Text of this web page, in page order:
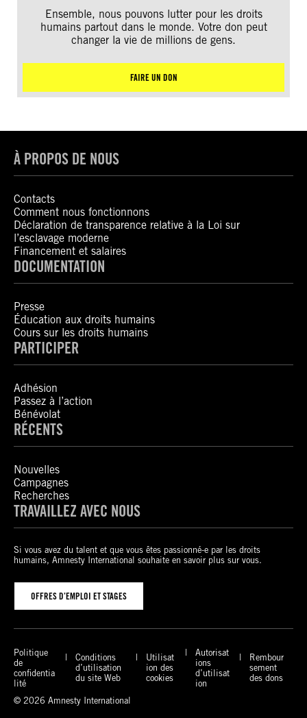
Ensemble, nous pouvons lutter pour les droits
humains partout dans le monde. Votre don peut
changer la vie de millions de gens.
FAIRE UN DON
À PROPOS DE NOUS
Contacts
Comment nous fonctionnons
Déclaration de transparence relative à la Loi sur
l’esclavage moderne
Financement et salaires
DOCUMENTATION
Presse
Éducation aux droits humains
Cours sur les droits humains
PARTICIPER
Adhésion
Passez à l’action
Bénévolat
RÉCENTS
Nouvelles
Campagnes
Recherches
TRAVAILLEZ AVEC NOUS
Si vous avez du talent et que vous êtes passionné-e par les droits
humains, Amnesty International souhaite en savoir plus sur vous.
OFFRES D’EMPLOI ET STAGES
Politique
de
confidentia
lité
Conditions
d’utilisation
du site Web
Utilisat
ion des
cookies
Autorisat
ions
d’utilisat
ion
Rembour
sement
des dons
© 2026 Amnesty International